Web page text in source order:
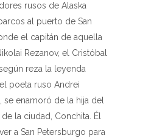
rusos de Alaska
al puerto de San
el capitán de aquella
Rezanov, el Cristóbal
reza la leyenda
poeta ruso Andrei
se enamoró de la hija del
la ciudad, Conchita. Él
a San Petersburgo para